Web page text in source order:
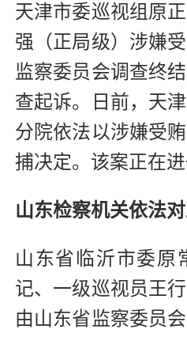
天津市委巡视组原
强（正局级）涉嫌
监察委员会调查终
查起诉。日前，天
分院依法以涉嫌受
捕决定。该案正在进
山东检察机关依法
山东省临沂市委原
记、一级巡视员王
由山东省监察委员